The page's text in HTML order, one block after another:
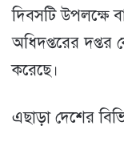
দিবসটি উপলক্ষে
অধিদপ্তরের দপ্তর
করেছে।
এছাড়া দেশের